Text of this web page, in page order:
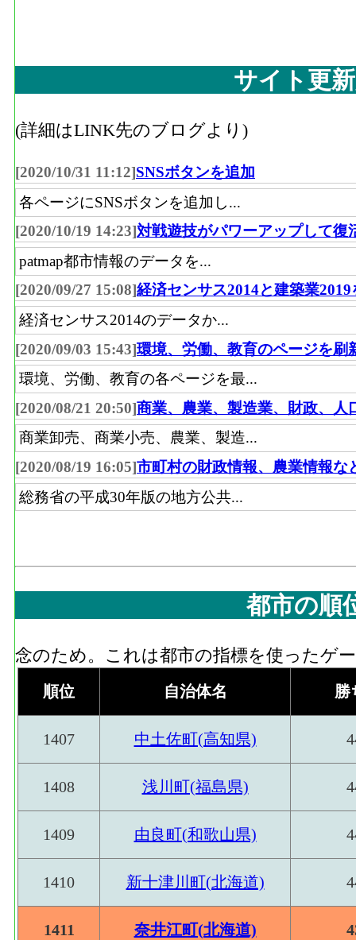
サイト更
(詳細はLINK先のブログより)
[2020/10/31 11:12]SNSボタンを追加
各ページにSNSボタンを追加し...
[2020/10/19 14:23]対戦遊技がパワーアップして復
patmap都市情報のデータを...
[2020/09/27 15:08]経済センサス2014と建築業2019
経済センサス2014のデータか...
[2020/09/03 15:43]環境、労働、教育のページを刷
環境、労働、教育の各ページを最...
[2020/08/21 20:50]商業、農業、製造業、財政、人
商業卸売、商業小売、農業、製造...
[2020/08/19 16:05]市町村の財政情報、農業情報な
総務省の平成30年版の地方公共...
都市の順
念のため。これは都市の指標を使ったゲ
順位 自治体名 勝
1407 中土佐町(高知県)
1408 浅川町(福島県)
1409 由良町(和歌山県)
1410 新十津川町(北海道)
1411 奈井江町(北海道)